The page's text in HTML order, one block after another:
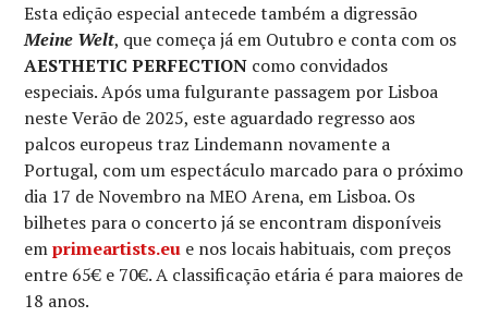
Esta edição especial antecede também a digressão
Meine Welt, que começa já em Outubro e conta com os
AESTHETIC PERFECTION como convidados
especiais. Após uma fulgurante passagem por Lisboa
neste Verão de 2025, este aguardado regresso aos
palcos europeus traz Lindemann novamente a
Portugal, com um espectáculo marcado para o próximo
dia 17 de Novembro na MEO Arena, em Lisboa. Os
bilhetes para o concerto já se encontram disponíveis
emprimeartists.eu e nos locais habituais, com preços
entre 65€ e 70€. A classificação etária é para maiores de
18 anos.